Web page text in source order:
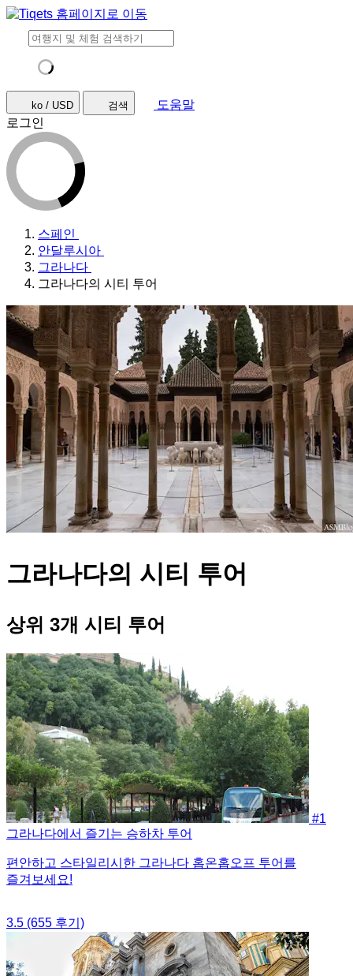
ko / USD 검색
도움말
로그인
스페인
안달루시아
그라나다
그라나다의 시티 투어
그라나다의 시티 투어
상위 3개 시티 투어
#1
그라나다에서 즐기는 승하차 투어
편안하고 스타일리시한 그라나다 홉온홉오프 투어를
즐겨보세요!
3.5 (655 후기)